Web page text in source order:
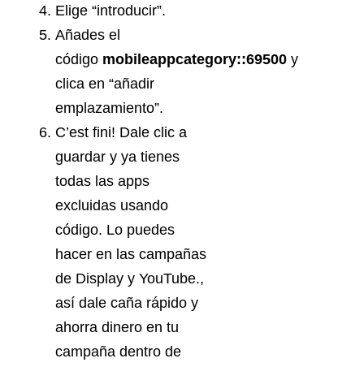
Elige “introducir”.
Añades el
código mobileappcategory::69500 y
clica en “añadir
emplazamiento”.
C’est fini! Dale clic a
guardar y ya tienes
todas las apps
excluidas usando
código. Lo puedes
hacer en las campañas
de Display y YouTube.,
así dale caña rápido y
ahorra dinero en tu
campaña dentro de